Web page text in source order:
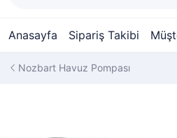
Anasayfa Sipariş Takibi
Nozbart Havuz Pompası